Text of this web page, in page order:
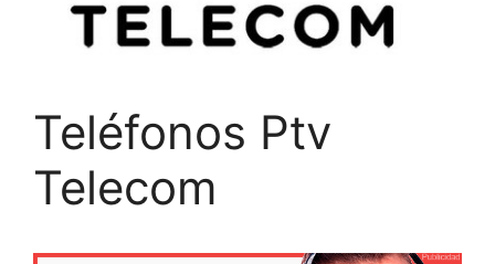
Teléfonos Ptv
Telecom